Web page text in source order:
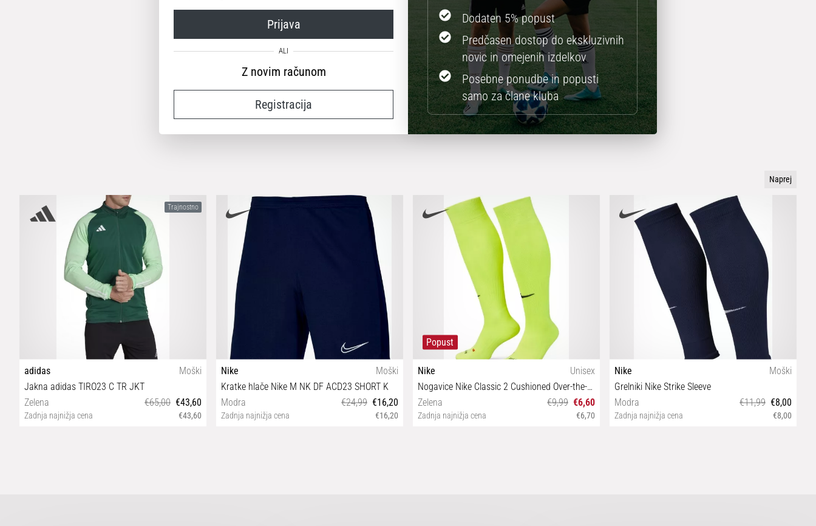
Prijava
Z novim računom
Registracija
Dodaten 5% popust
Predčasen dostop do ekskluzivnih
novic in omejenih izdelkov
Posebne ponudbe in popusti
samo za člane kluba
Trajnostno
adidas
Moški
Jakna adidas TIRO23 C TR JKT
Zelena
€65,00 €43,60
Zadnja najnižja cena €43,60
Nike
Moški
Kratke hlače Nike M NK DF ACD23 SHORT K
Modra
€24,99 €16,20
Zadnja najnižja cena €16,20
Popust
Nike
Unisex
Nogavice Nike Classic 2 Cushioned Over-the-Calf
Zelena
€9,99 €6,60
Zadnja najnižja cena €6,70
Nike
Moški
Grelniki Nike Strike Sleeve
Modra
€11,99 €8,00
Zadnja najnižja cena €8,00
Naprej